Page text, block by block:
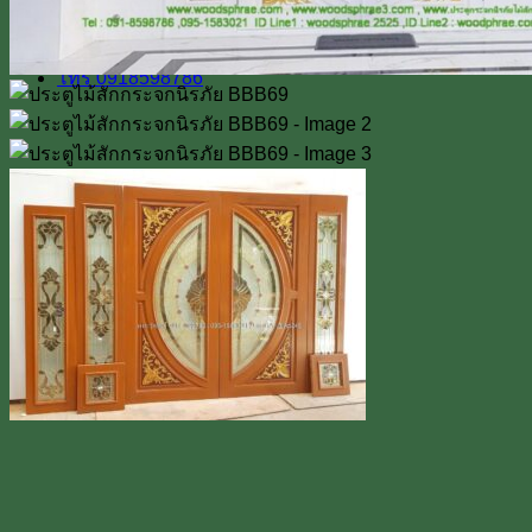
Line
โทร 0918598786